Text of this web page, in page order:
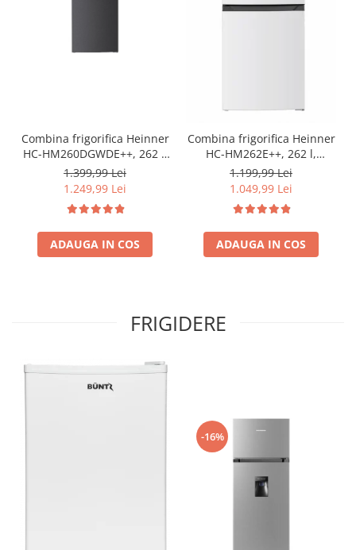
Combina frigorifica Heinner
HC-HM260DGWDE++, 262 l,
Clasa E, Dozator de apa,
Control electronic cu
cm, Gri antracit texturat
1.399,99 Lei
1.249,99 Lei
ADAUGA IN COS
Combina frigorifica Heinner
HC-HM262E++, 262 l,
Control electronic,
Iluminare LED, Usi
cm, Alb
1.199,99 Lei
1.049,99 Lei
ADAUGA IN COS
FRIGIDERE
-16%